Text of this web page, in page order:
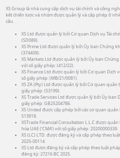
XS Group là nhà cung cấp dịch vụ tài chính và công
kết chiến lược và nhóm được quản lý và cấp phép ở
cầu.
XS Ltd được quản lý bởi Cơ quan Dịch vụ Tài
(SD089).
XS Prime Ltd được quản lý bởi Ủy ban Chứng
(374409).
XS Markets Ltd được quản lý bởi Ủy ban Chứng
với số giấy phép: (412/22).
XS Finance Ltd được quản lý bởi Cơ quan Dịch
số giấy phép: (MB/21/0081).
XS ZA (Pty) Ltd được quản lý bởi Cơ quan quản
giấy phép: (53199).
XS Trade Services Ltd được quản lý bởi Ủy ban
giấy phép: GB25204786.
XS United được cấp phép bởi các cơ quan
513918.
XSTrade Financial Consultation L.L.C được
hóa UAE (‘CMA’) với số giấy phép: 20200000339.
XS (LC) LTD. được đăng ký và cấp phép theo
2025-00114.
XS Ltd được đăng ký và cấp phép theo luật
đăng ký: 27216 BC 2025.